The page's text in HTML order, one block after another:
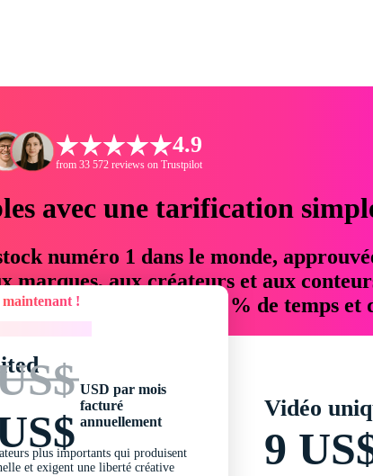
4.9
from 33 572 reviews on Trustpilot
avec une tarification
numéro 1 dans le monde,
marques, aux créateurs et aux
jusqu'à 76 % de temps et
!
USD par mois
facturé
annuellement
plus importants qui produisent
et exigent une liberté créative
Vidéo
9